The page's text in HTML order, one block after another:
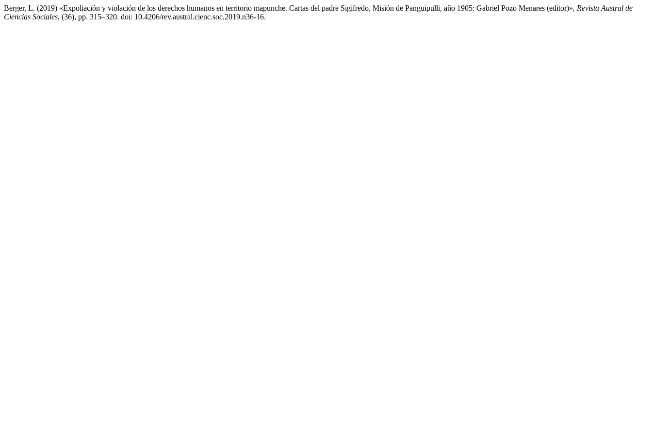
Berger, L. (2019) «Expoliación y violación de los derechos humanos en territorio mapunche. Cartas del padre Sigifredo, Misión de Panguipulli, año 1905: Gabriel Pozo Menares (editor)», Revista Austral de
Ciencias Sociales, (36), pp. 315–320. doi: 10.4206/rev.austral.cienc.soc.2019.n36-16.